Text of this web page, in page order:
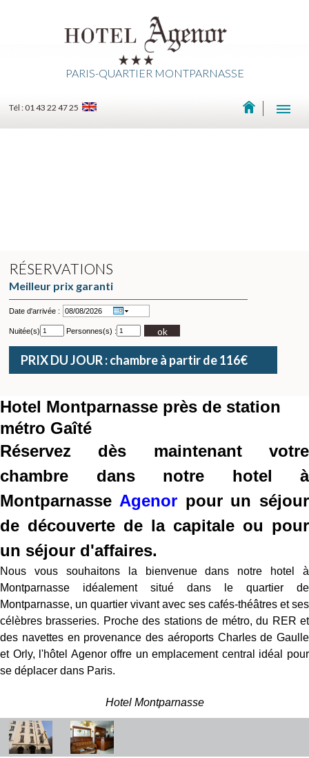
PARIS-QUARTIER MONTPARNASSE
Tél : 01 43 22 47 25
RÉSERVATIONS
Meilleur prix garanti
Date d'arrivée :
Nuitée(s) Personnes(s) : ok
PRIX DU JOUR : chambre à partir de 116€
Hotel Montparnasse près de station
métro Gaîté
Réservez dès maintenant votre
chambre dans notre hotel à
Montparnasse Agenorpour un séjour
de découverte de la capitale ou pour
un séjour d'affaires.
Nous vous souhaitons la bienvenue dans notre hotel à
Montparnasse idéalement situé dans le quartier de
Montparnasse, un quartier vivant avec ses cafés-théâtres et ses
célèbres brasseries. Proche des stations de métro, du RER et
des navettes en provenance des aéroports Charles de Gaulle
et Orly, l'hôtel Agenor offre un emplacement central idéal pour
se déplacer dans Paris.
Hotel Montparnasse